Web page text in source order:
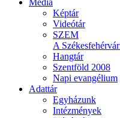
Média
Képtár
Videótár
SZEM
A
Hangtár
Szentföld 2008
Napi evangélium
Adattár
Egyházunk
Intézmények